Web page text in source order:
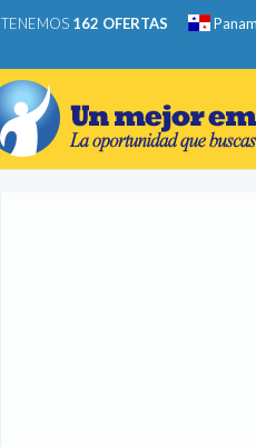
TENEMOS 162 OFERTAS